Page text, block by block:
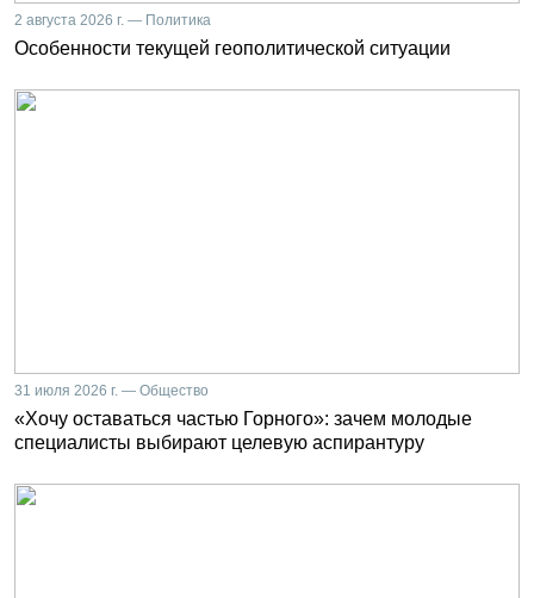
2 августа 2026 г. — Политика
Особенности текущей геополитической ситуации
31 июля 2026 г. — Общество
«Хочу оставаться частью Горного»: зачем молодые
специалисты выбирают целевую аспирантуру